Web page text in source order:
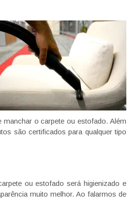
manchar o carpete ou estofado. Além
são certificados para qualquer tipo
ou estofado será higienizado e
muito melhor. Ao falarmos de